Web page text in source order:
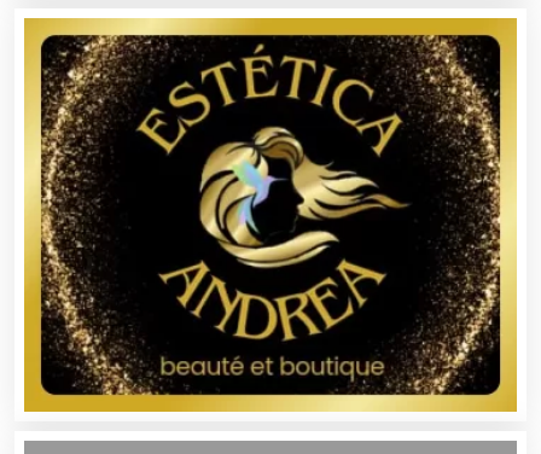
Albercas
Alimentos
Almacenaje
Alquiler de Autos
Alquiler de Equipos para Fiestas